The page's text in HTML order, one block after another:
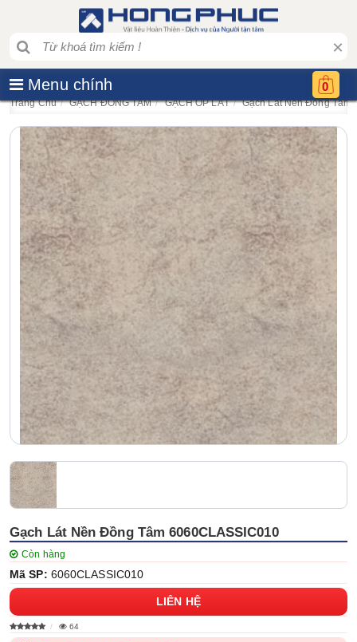
×
Menu chính 0
Trang Chủ GẠCH ĐỒNG TÂM GẠCH ỐP LÁT Gạch Lát Nền Đồng Tâm
Gạch Lát Nền Đồng Tâm 6060CLASSIC010
Còn hàng
Mã SP: 6060CLASSIC010
LIÊN HỆ
64